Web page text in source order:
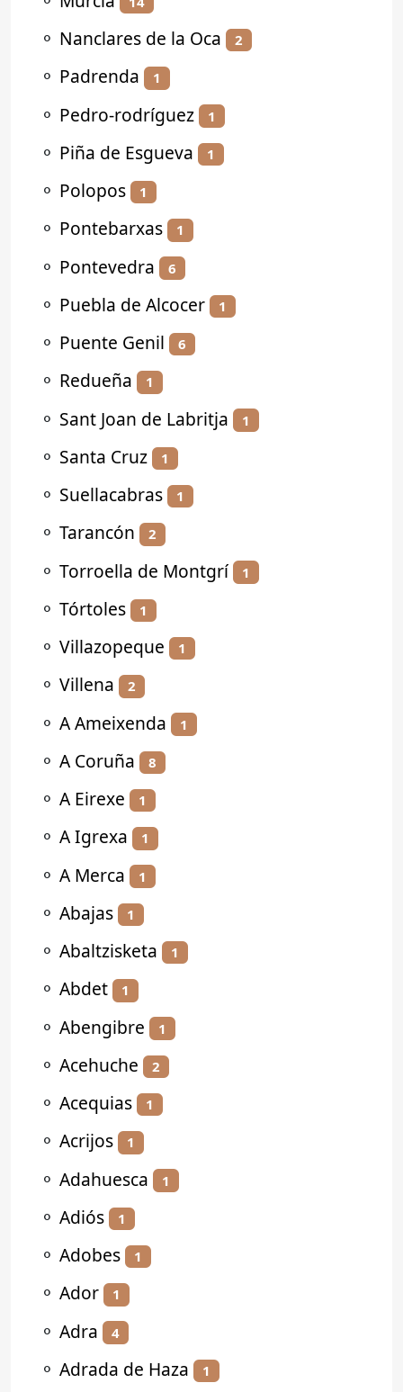
⚬ Nanclares de la Oca 2
⚬ Padrenda 1
⚬ Pedro-rodríguez 1
⚬ Piña de Esgueva 1
⚬ Polopos 1
⚬ Pontebarxas 1
⚬ Pontevedra 6
⚬ Puebla de Alcocer 1
⚬ Puente Genil 6
⚬ Redueña 1
⚬ Sant Joan de Labritja 1
⚬ Santa Cruz 1
⚬ Suellacabras 1
⚬ Tarancón 2
⚬ Torroella de Montgrí 1
⚬ Tórtoles 1
⚬ Villazopeque 1
⚬ Villena 2
⚬ A Ameixenda 1
⚬ A Coruña 8
⚬ A Eirexe 1
⚬ A Igrexa 1
⚬ A Merca 1
⚬ Abajas 1
⚬ Abaltzisketa 1
⚬ Abdet 1
⚬ Abengibre 1
⚬ Acehuche 2
⚬ Acequias 1
⚬ Acrijos 1
⚬ Adahuesca 1
⚬ Adiós 1
⚬ Adobes 1
⚬ Ador 1
⚬ Adra 4
⚬ Adrada de Haza 1